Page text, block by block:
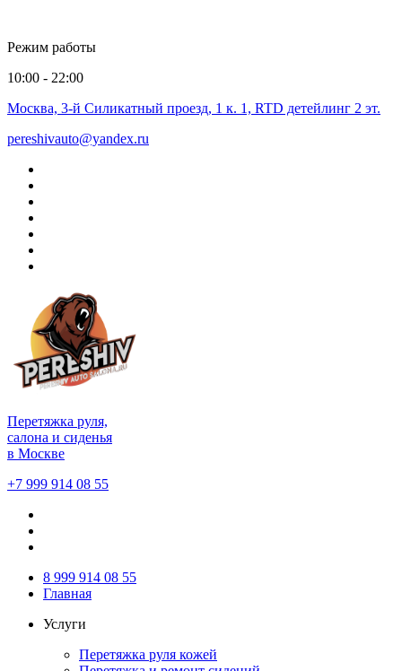
Режим работы
10:00 - 22:00
Москва, 3-й Силикатный проезд, 1 к. 1, RTD детейлинг 2 эт.
pereshivauto@yandex.ru
Перетяжка руля,
салона и сиденья
в Москве
+7 999 914 08 55
8 999 914 08 55
Главная
Услуги
Перетяжка руля кожей